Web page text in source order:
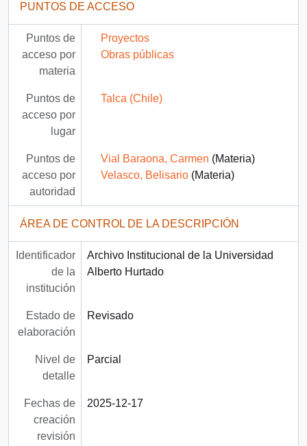
PUNTOS DE ACCESO
Puntos de
acceso por
materia
Proyectos
Obras públicas
Puntos de
acceso por
lugar
Talca (Chile)
Puntos de
acceso por
autoridad
Vial Baraona, Carmen (Materia)
Velasco, Belisario(Materia)
ÁREA DE CONTROL DE LA DESCRIPCIÓN
Identificador
de la
institución
Archivo Institucional de la Universidad
Alberto Hurtado
Estado de
elaboración
Revisado
Nivel de
detalle
Parcial
Fechas de
creación
revisión
2025-12-17